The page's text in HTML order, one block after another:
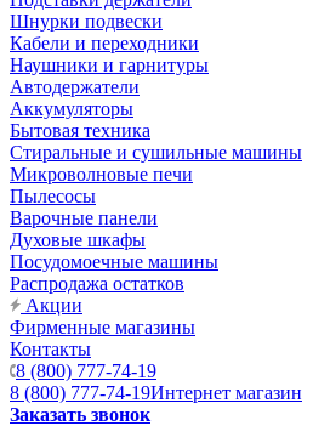
Шнурки подвески
Кабели и переходники
Наушники и гарнитуры
Автодержатели
Аккумуляторы
Бытовая техника
Стиральные и сушильные машины
Микроволновые печи
Пылесосы
Варочные панели
Духовые шкафы
Посудомоечные машины
Распродажа остатков
Акции
Фирменные магазины
Контакты
8 (800) 777-74-19
8 (800) 777-74-19Интернет магазин
Заказать звонок